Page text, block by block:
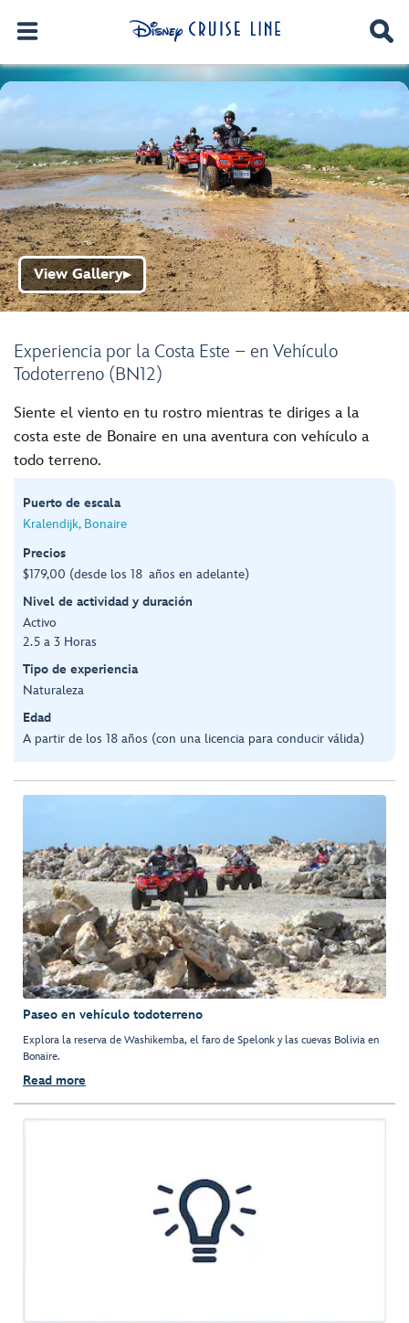
Experiencia por la Costa Este – en Vehículo
Todoterreno (BN12)
View Gallery▶
Siente el viento en tu rostro mientras te diriges a la
costa este de Bonaire en una aventura con vehículo a
todo terreno.
Puerto de escala
Kralendijk, Bonaire
Precios
$179,00 (desde los 18 años en adelante)
Nivel de actividad y duración
Activo
2.5 a 3 Horas
Tipo de experiencia
Naturaleza
Edad
A partir de los 18 años (con una licencia para conducir válida)
Paseo en vehículo todoterreno
Explora la reserva de Washikemba, el faro de Spelonk y las cuevas Bolivia en
Bonaire.
Read more